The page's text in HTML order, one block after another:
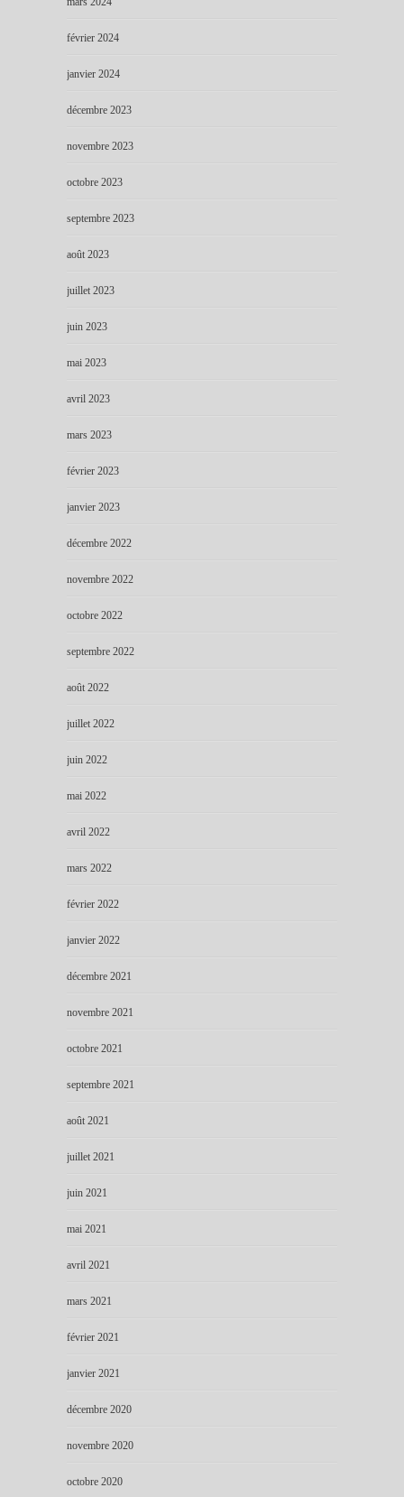
février 2024
janvier 2024
décembre 2023
novembre 2023
octobre 2023
septembre 2023
août 2023
juillet 2023
juin 2023
mai 2023
avril 2023
mars 2023
février 2023
janvier 2023
décembre 2022
novembre 2022
octobre 2022
septembre 2022
août 2022
juillet 2022
juin 2022
mai 2022
avril 2022
mars 2022
février 2022
janvier 2022
décembre 2021
novembre 2021
octobre 2021
septembre 2021
août 2021
juillet 2021
juin 2021
mai 2021
avril 2021
mars 2021
février 2021
janvier 2021
décembre 2020
novembre 2020
octobre 2020